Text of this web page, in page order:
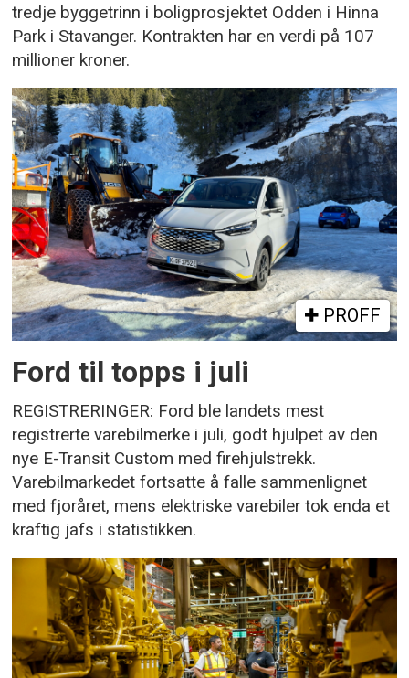
tredje byggetrinn i boligprosjektet Odden i Hinna
Park i Stavanger. Kontrakten har en verdi på 107
millioner kroner.
PROFF
Ford til topps i juli
REGISTRERINGER: Ford ble landets mest
registrerte varebilmerke i juli, godt hjulpet av den
nye E-Transit Custom med firehjulstrekk.
Varebilmarkedet fortsatte å falle sammenlignet
med fjoråret, mens elektriske varebiler tok enda et
kraftig jafs i statistikken.